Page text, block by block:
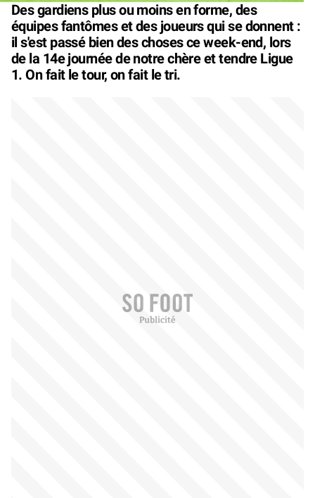
Des gardiens plus ou moins en forme, des
équipes fantômes et des joueurs qui se donnent :
il s'est passé bien des choses ce week-end, lors
de la 14e journée de notre chère et tendre Ligue
1. On fait le tour, on fait le tri.